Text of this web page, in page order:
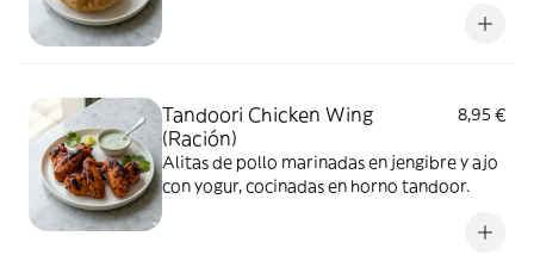
Tandoori Chicken Wing
(Ración)
8,95 €
Alitas de pollo marinadas en jengibre y ajo
con yogur, cocinadas en horno tandoor.